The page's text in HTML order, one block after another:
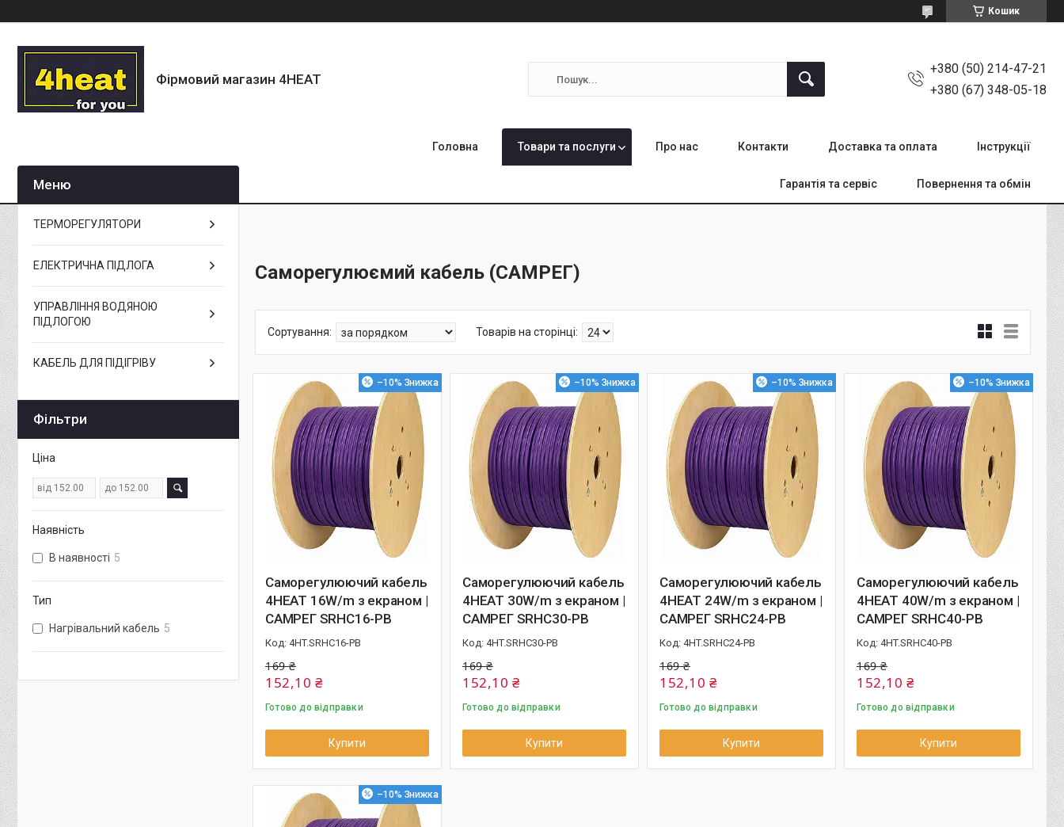
Кошик
Фірмовий магазин 4HEAT
+380 (50) 214-47-21
+380 (67) 348-05-18
Головна Товари та послуги Про нас Контакти Доставка та оплата Інструкції
Гарантія та сервіс Повернення та обмін
Саморегулюємий кабель (САМРЕГ)
–10%
Саморегулюючий кабель
4HEAT 16W/m з екраном |
САМРЕГ SRHC16-PB
4HT.SRHC16-PB
169 ₴
152,10 ₴
Готово до відправки
Купити
–10%
Саморегулюючий кабель
4HEAT 30W/m з екраном |
САМРЕГ SRHC30-PB
4HT.SRHC30-PB
169 ₴
152,10 ₴
Готово до відправки
Купити
–10%
Саморегулюючий кабель
4HEAT 24W/m з екраном |
САМРЕГ SRHC24-PB
4HT.SRHC24-PB
169 ₴
152,10 ₴
Готово до відправки
Купити
–10%
Саморегулюючий кабель
4HEAT 40W/m з екраном |
САМРЕГ SRHC40-PB
4HT.SRHC40-PB
169 ₴
152,10 ₴
Готово до відправки
Купити
–10%
ТЕРМОРЕГУЛЯТОРИ
ЕЛЕКТРИЧНА ПІДЛОГА
УПРАВЛІННЯ ВОДЯНОЮ
ПІДЛОГОЮ
КАБЕЛЬ ДЛЯ ПІДІГРІВУ
Фільтри
Ціна
Наявність
В наявності 5
Тип
Нагрівальний кабель 5